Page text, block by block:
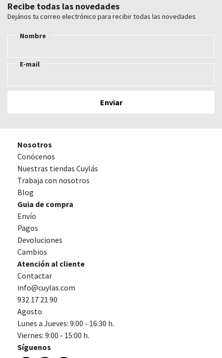
Recibe todas las novedades
Dejános tu correo electrónico para recibir todas las novedades
Nombre
E-mail
Nosotros
Conócenos
Nuestras tiendas Cuylás
Trabaja con nosotros
Blog
Guia de compra
Envío
Pagos
Devoluciones
Cambios
Atención al cliente
Contactar
info@cuylas.com
932 17 21 90
Agosto
Lunes a Jueves: 9:00 - 16:30 h.
Viernes: 9:00 - 15:00 h.
Síguenos